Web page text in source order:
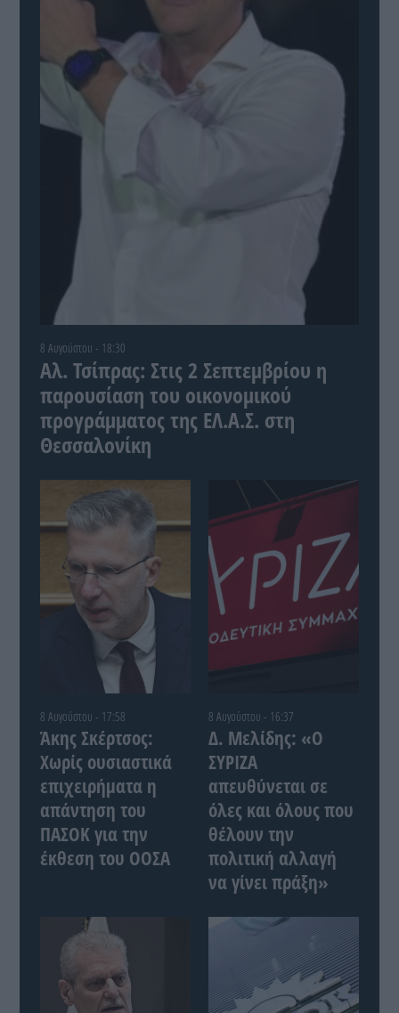
8 Αυγούστου - 18:30
Αλ. Τσίπρας: Στις 2 Σεπτεμβρίου η
παρουσίαση του οικονομικού
προγράμματος της ΕΛ.Α.Σ. στη
Θεσσαλονίκη
8 Αυγούστου - 17:58
Άκης Σκέρτσος:
Χωρίς ουσιαστικά
επιχειρήματα η
απάντηση του
ΠΑΣΟΚ για την
έκθεση του ΟΟΣΑ
8 Αυγούστου - 16:37
Δ. Μελίδης: «Ο
ΣΥΡΙΖΑ
απευθύνεται σε
όλες και όλους που
θέλουν την
πολιτική αλλαγή
να γίνει πράξη»